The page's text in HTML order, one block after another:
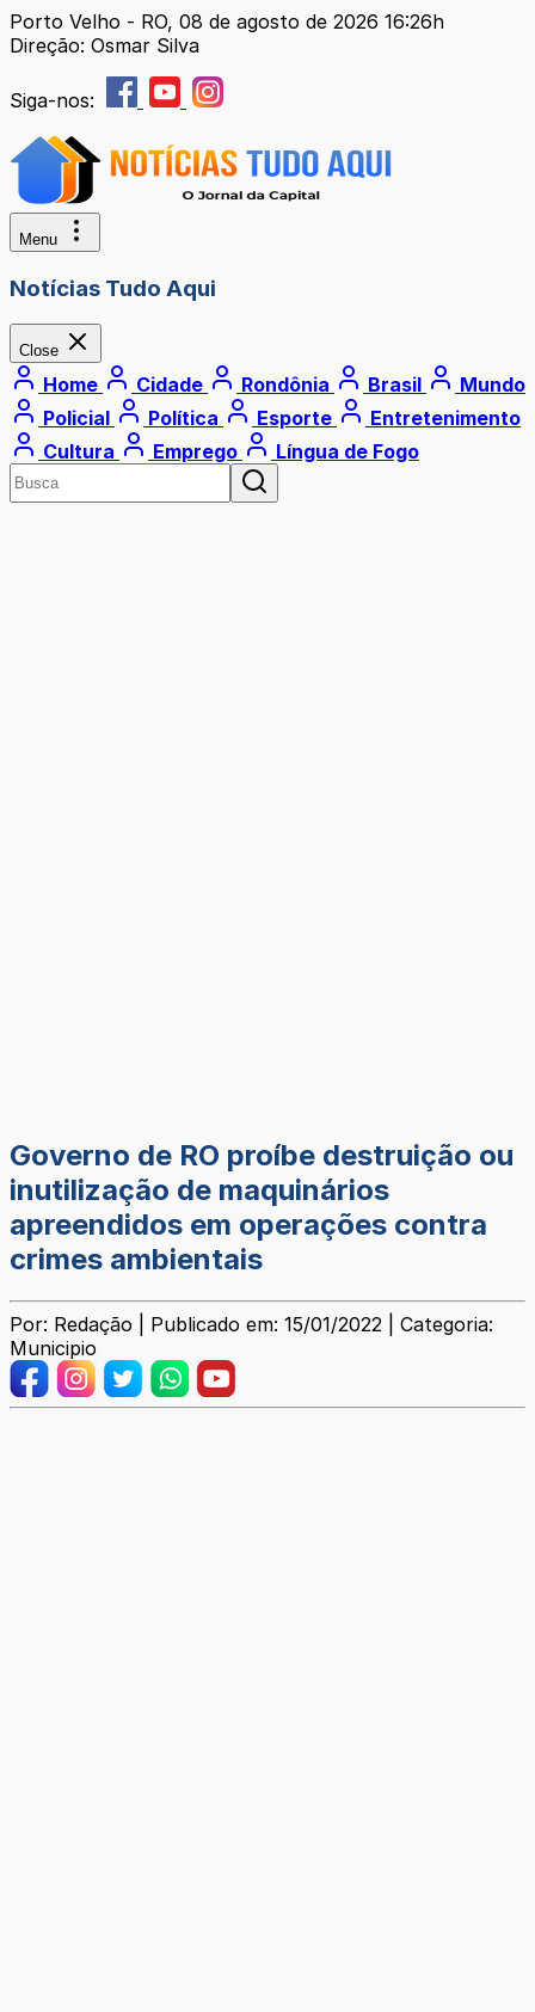
Porto Velho - RO, 08 de agosto de 2026 16:26h
Direção: Osmar Silva
Siga-nos:
Menu
Notícias Tudo Aqui
Close
Home Cidade Rondônia Brasil
Mundo
Policial
Política Esporte
Entretenimento
Cultura
Emprego Língua de Fogo
Governo de RO proíbe destruição ou
inutilização de maquinários
apreendidos em operações contra
crimes ambientais
Por: Redação | Publicado em: 15/01/2022 | Categoria:
Municipio